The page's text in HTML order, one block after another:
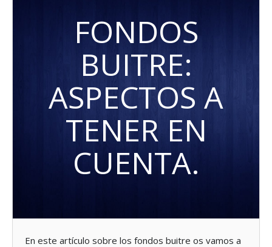
FONDOS
BUITRE:
ASPECTOS A
TENER EN
CUENTA.
En este artículo sobre los fondos buitre os vamos a